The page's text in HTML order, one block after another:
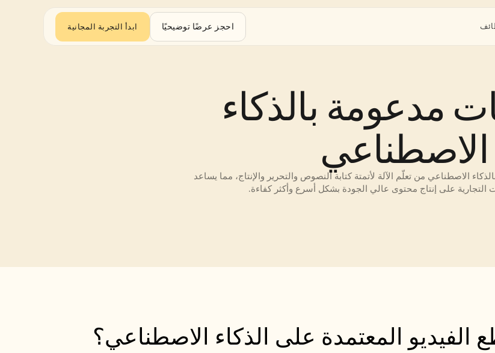
الاصطناعي
التجارية على إنتاج محتوى عالي الجودة بشكل أسرع وأكثر كفاءة.
الفيديو المعتمدة على الذكاء الاصطناعي؟
احجز عرضًا توضيحيًا ابدأ التجربة المجانية